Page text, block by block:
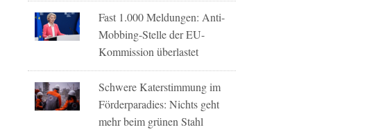
Fast 1.000 Meldungen: Anti-
Mobbing-Stelle der EU-
Kommission überlastet
Schwere Katerstimmung im
Förderparadies: Nichts geht
mehr beim grünen Stahl